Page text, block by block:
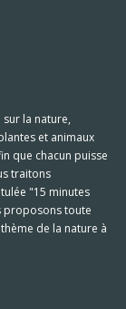
la nature,
et animaux
que chacun puisse
traitons
"15 minutes
proposons toute
de la nature à